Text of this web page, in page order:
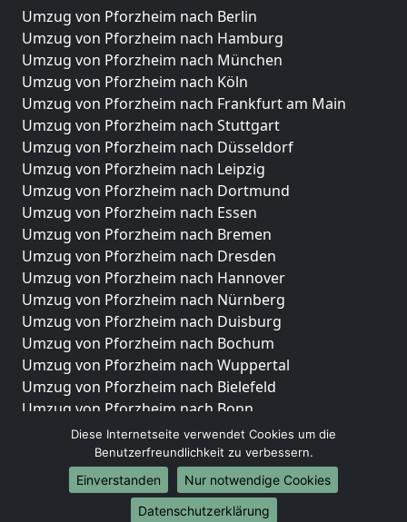
Umzug von Pforzheim nach Berlin
Umzug von Pforzheim nach Hamburg
Umzug von Pforzheim nach München
Umzug von Pforzheim nach Köln
Umzug von Pforzheim nach Frankfurt am Main
Umzug von Pforzheim nach Stuttgart
Umzug von Pforzheim nach Düsseldorf
Umzug von Pforzheim nach Leipzig
Umzug von Pforzheim nach Dortmund
Umzug von Pforzheim nach Essen
Umzug von Pforzheim nach Bremen
Umzug von Pforzheim nach Dresden
Umzug von Pforzheim nach Hannover
Umzug von Pforzheim nach Nürnberg
Umzug von Pforzheim nach Duisburg
Umzug von Pforzheim nach Bochum
Umzug von Pforzheim nach Wuppertal
Umzug von Pforzheim nach Bielefeld
Umzug von Pforzheim nach Bonn
Umzug von Pforzheim nach Münster
Internationale-Umzüge
Umzug von Pforzheim nach Brasilien
Umzug von Pforzheim nach Brunei Darussalam
Diese Internetseite verwendet Cookies um die
Benutzerfreundlichkeit zu verbessern.
Einverstanden
Nur notwendige Cookies
Datenschutzerklärung